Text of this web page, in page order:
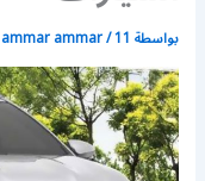
بواسطة ammar ammar/11 مايو، 2020